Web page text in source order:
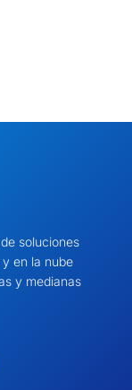
soluciones
en la nube
y medianas